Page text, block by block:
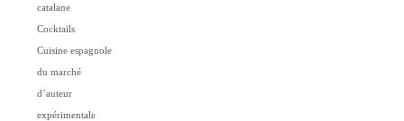
catalane
Cocktails
Cuisine espagnole
du marché
d´auteur
expérimentale